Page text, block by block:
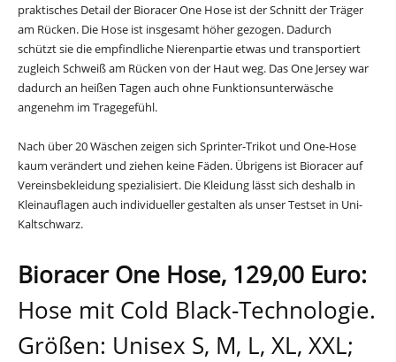
praktisches Detail der Bioracer One Hose ist der Schnitt der Träger
am Rücken. Die Hose ist insgesamt höher gezogen. Dadurch
schützt sie die empfindliche Nierenpartie etwas und transportiert
zugleich Schweiß am Rücken von der Haut weg. Das One Jersey war
dadurch an heißen Tagen auch ohne Funktionsunterwäsche
angenehm im Tragegefühl.
Nach über 20 Wäschen zeigen sich Sprinter-Trikot und One-Hose
kaum verändert und ziehen keine Fäden. Übrigens ist Bioracer auf
Vereinsbekleidung spezialisiert. Die Kleidung lässt sich deshalb in
Kleinauflagen auch individueller gestalten als unser Testset in Uni-
Kaltschwarz.
Bioracer One Hose, 129,00 Euro:
Hose mit Cold Black-Technologie.
Größen: Unisex S, M, L, XL, XXL;